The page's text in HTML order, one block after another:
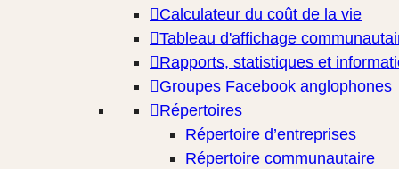
Calculateur du coût de la vie
Tableau d'affichage
Rapports, statistiques et
Groupes Facebook anglophones
Répertoires
Répertoire d’entreprises
Répertoire communautaire